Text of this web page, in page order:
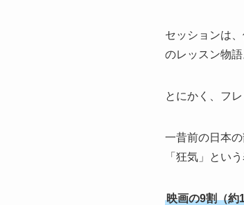
セッションは
のレッスン物語
とにかく、フ
一昔前の日本
「狂気」とい
映画の9割（約